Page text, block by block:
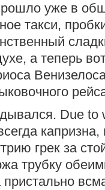
уже в
такси,
а теперь
Due to
капризна,
грек за
трубку